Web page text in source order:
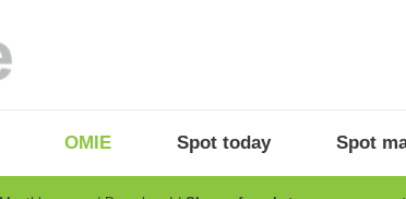
OMIE Spot today Spot